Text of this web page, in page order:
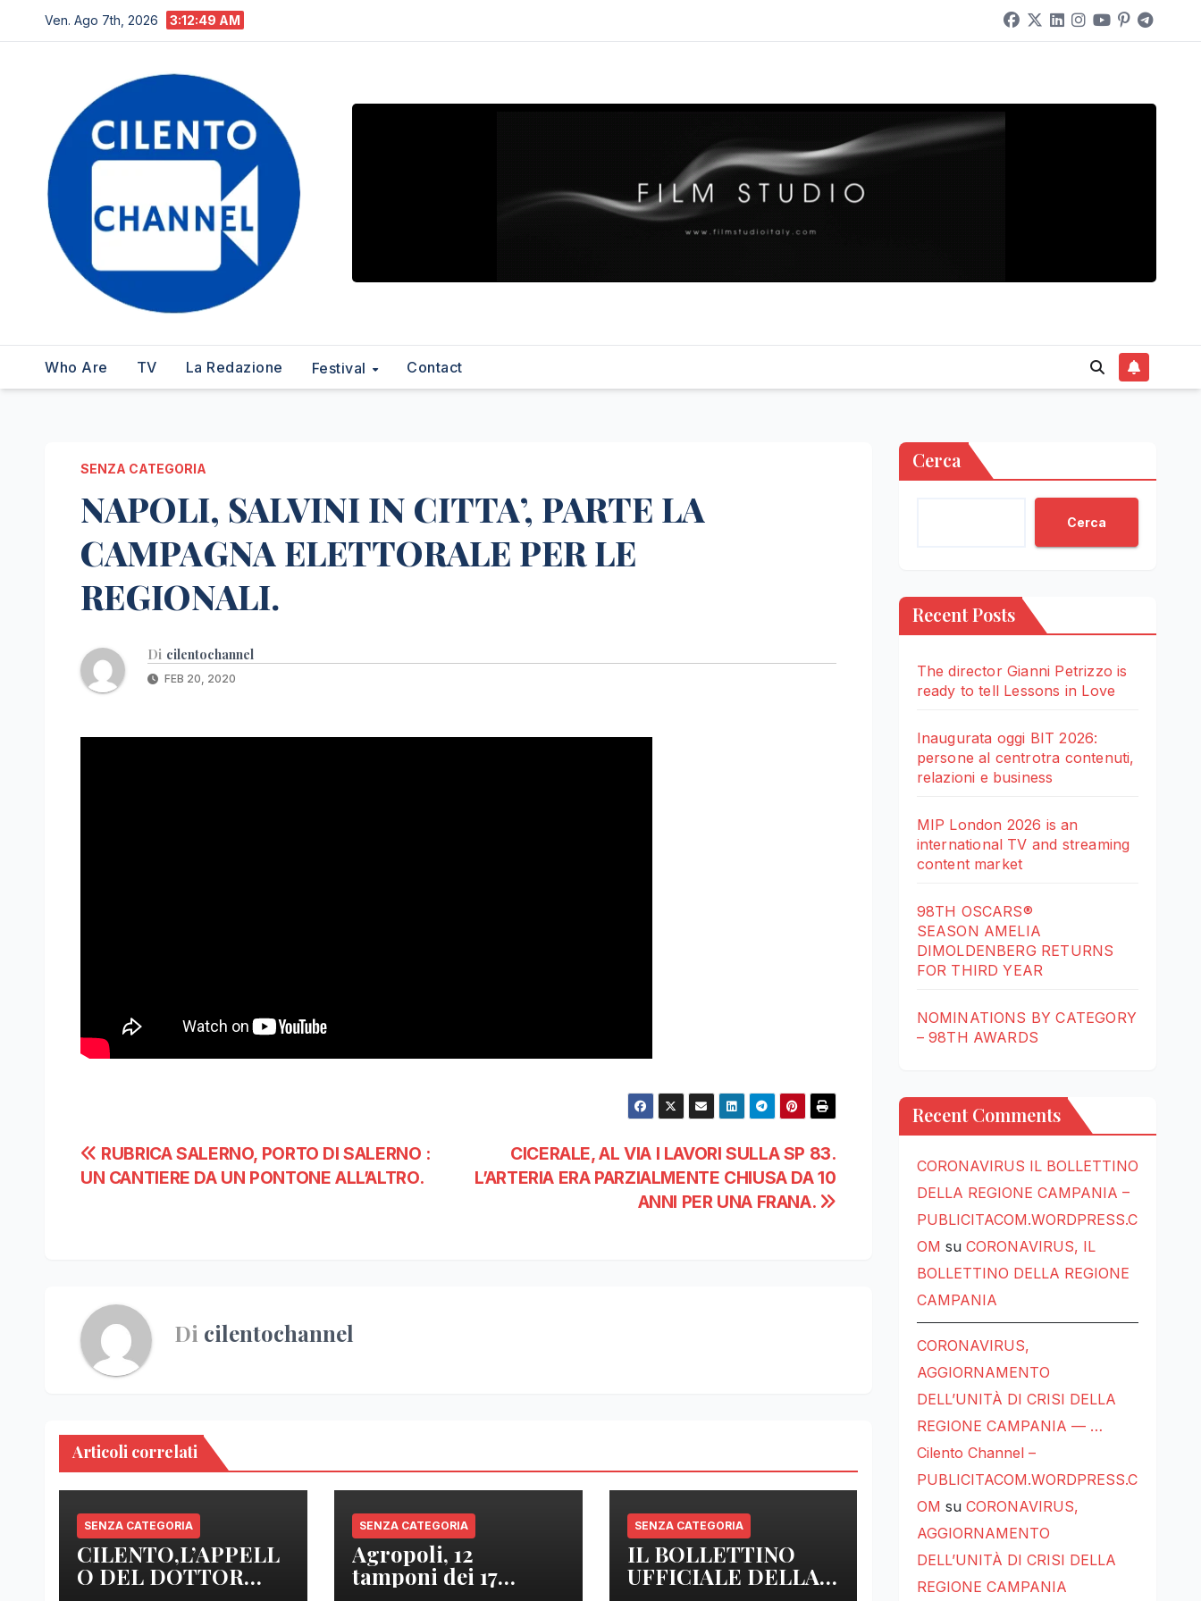
al
Ven. Ago 7th, 2026 3:12:50 AM
Who Are TV La Redazione Festival Contact
SENZA CATEGORIA
NAPOLI, SALVINI IN CITTA’, PARTE LA
CAMPAGNA ELETTORALE PER LE
REGIONALI.
Di cilentochannel
FEB 20, 2020
Navigazione
articoli
CICERALE, AL VIA I LAVORI SULLA SP 83.
L’ARTERIA ERA PARZIALMENTE CHIUSA DA 10
ANNI PER UNA FRANA.
RUBRICA SALERNO, PORTO DI SALERNO :
UN CANTIERE DA UN PONTONE ALL’ALTRO.
Di cilentochannel
Articoli correlati
SENZA CATEGORIA
CILENTO,L’APPELL
O DEL DOTTOR
SENZA CATEGORIA
Agropoli, 12
tamponi dei 17
SENZA CATEGORIA
IL BOLLETTINO
UFFICIALE DELLA
Cerca
Cerca
Recent Posts
The director Gianni Petrizzo is
ready to tell Lessons in Love
Inaugurata oggi BIT 2026:
persone al centrotra contenuti,
relazioni e business
MIP London 2026 is an
international TV and streaming
content market
98TH OSCARS®
SEASON AMELIA
DIMOLDENBERG RETURNS
FOR THIRD YEAR
NOMINATIONS BY CATEGORY
– 98TH AWARDS
Recent Comments
CORONAVIRUS IL BOLLETTINO
DELLA REGIONE CAMPANIA –
PUBLICITACOM.WORDPRESS.C
OM su CORONAVIRUS, IL
BOLLETTINO DELLA REGIONE
CAMPANIA
CORONAVIRUS,
AGGIORNAMENTO
DELL’UNITÀ DI CRISI DELLA
REGIONE CAMPANIA — …
Cilento Channel –
PUBLICITACOM.WORDPRESS.C
OM su CORONAVIRUS,
AGGIORNAMENTO
DELL’UNITÀ DI CRISI DELLA
REGIONE CAMPANIA